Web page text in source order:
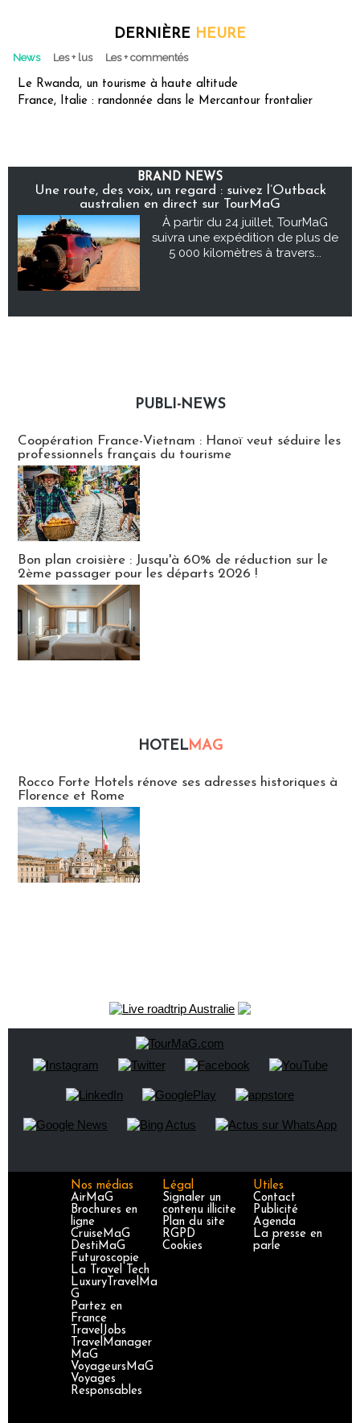
DERNIÈRE HEURE
News Les + lus Les + commentés
Le Rwanda, un tourisme à haute altitude
France, Italie : randonnée dans le Mercantour frontalier
BRAND NEWS
Une route, des voix, un regard : suivez l’Outback
australien en direct sur TourMaG
À partir du 24 juillet, TourMaG
suivra une expédition de plus de
5 000 kilomètres à travers...
PUBLI-NEWS
Coopération France-Vietnam : Hanoï veut séduire les
professionnels français du tourisme
Bon plan croisière : Jusqu'à 60% de réduction sur le
2ème passager pour les départs 2026 !
HOTELMAG
Rocco Forte Hotels rénove ses adresses historiques à
Florence et Rome
Nos médias
AirMaG
Brochures en
ligne
CruiseMaG
DestiMaG
Futuroscopie
La Travel Tech
LuxuryTravelMa
G
Partez en
France
TravelJobs
TravelManager
MaG
VoyageursMaG
Voyages
Responsables
Légal
Signaler un
contenu illicite
Plan du site
RGPD
Cookies
Utiles
Contact
Publicité
Agenda
La presse en
parle